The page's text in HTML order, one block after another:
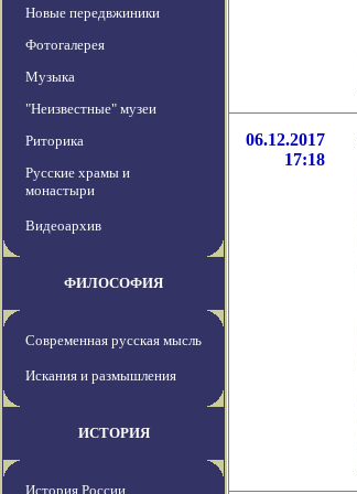
Новые передвжиники
Фотогалерея
Музыка
"Неизвестные" музеи
Риторика
Русские храмы и
монастыри
Видеоархив
ФИЛОСОФИЯ
Современная русская мысль
Искания и размышления
ИСТОРИЯ
История России
06.12.2017
17:18